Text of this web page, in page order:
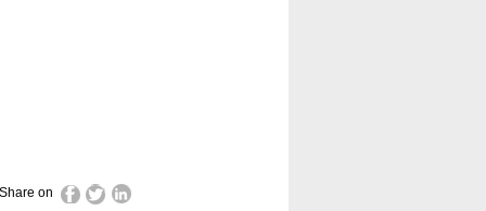
Share on